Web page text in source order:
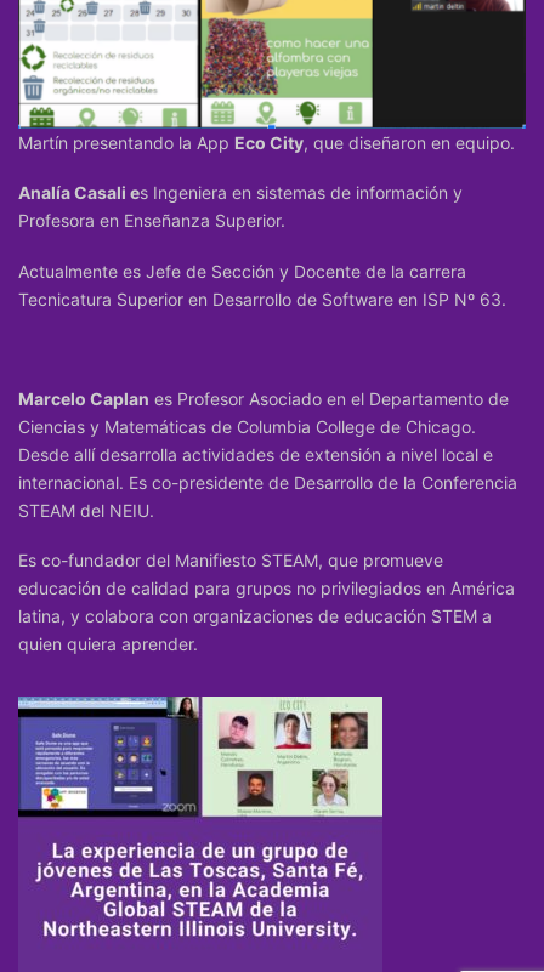
Martín presentando la App Eco City, que diseñaron en equipo.
Analía Casali es Ingeniera en sistemas de información y
Profesora en Enseñanza Superior.
Actualmente es Jefe de Sección y Docente de la carrera
Tecnicatura Superior en Desarrollo de Software en ISP Nº 63.
Marcelo Caplan es Profesor Asociado en el Departamento de
Ciencias y Matemáticas de Columbia College de Chicago.
Desde allí desarrolla actividades de extensión a nivel local e
internacional. Es co-presidente de Desarrollo de la Conferencia
STEAM del NEIU.
Es co-fundador del Manifiesto STEAM, que promueve
educación de calidad para grupos no privilegiados en América
latina, y colabora con organizaciones de educación STEM a
quien quiera aprender.